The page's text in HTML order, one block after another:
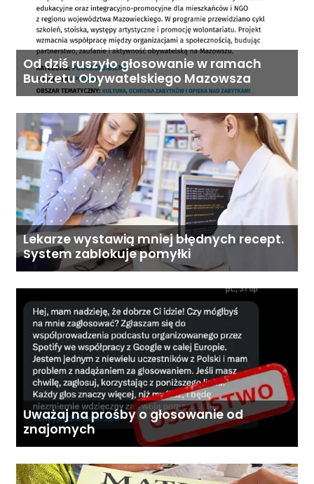
Od dziś ruszyło głosowanie w ramach
Budżetu Obywatelskiego Mazowsza
Lekarze wystawią mniej błędnych recept.
System zablokuje pomyłki
Uważaj na prośby o głosowanie od
znajomych